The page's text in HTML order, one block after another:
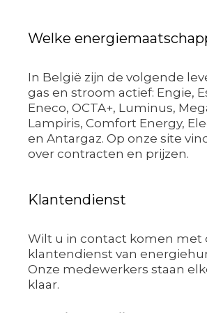
Welke
In België zijn de volgende
gas en stroom actief: Engie,
Eneco, OCTA+, Luminus,
Lampiris, Comfort Energy,
en Antargaz. Op onze site
over contracten en prijzen.
Klantendienst
Wilt u in contact komen met
klantendienst van
Onze medewerkers staan
klaar.